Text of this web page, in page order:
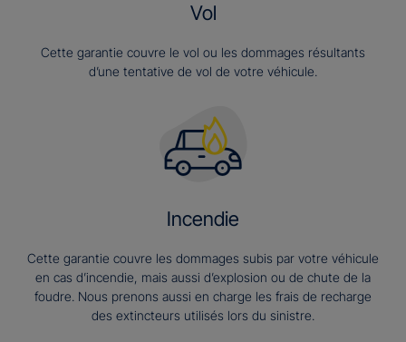
Vol
Cette garantie couvre le vol ou les dommages résultants
d’une tentative de vol de votre véhicule.
Incendie
Cette garantie couvre les dommages subis par votre véhicule
en cas d’incendie, mais aussi d’explosion ou de chute de la
foudre. Nous prenons aussi en charge les frais de recharge
des extincteurs utilisés lors du sinistre.